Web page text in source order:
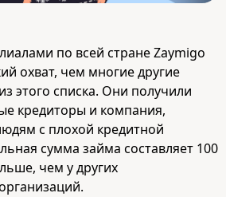
по всей стране Zaymigo
охват, чем многие другие
этого списка. Они получили
кредиторы и компания,
с плохой кредитной
сумма займа составляет 100
чем у других